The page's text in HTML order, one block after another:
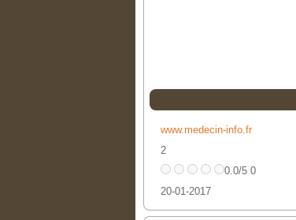
www.medecin-info.fr
2
0.0/5 0
20-01-2017